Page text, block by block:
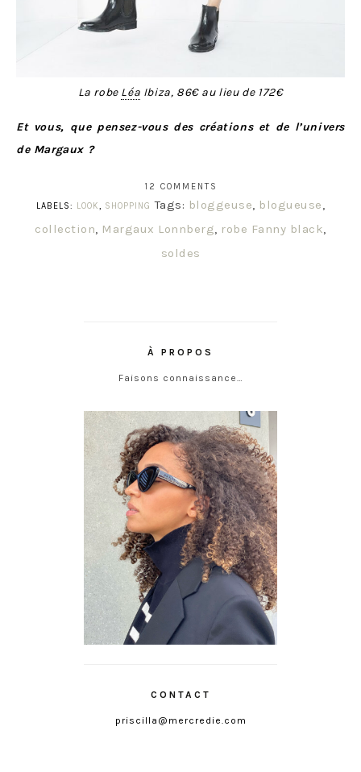
La robe Léa Ibiza, 86€ au lieu de 172€
Et vous, que pensez-vous des créations et de l’univers
de Margaux ?
12 COMMENTS
LABELS:
LOOK, SHOPPING Tags: bloggeuse, blogueuse,
collection, Margaux Lonnberg, robe Fanny black,
soldes
À PROPOS
Faisons connaissance…
CONTACT
priscilla@mercredie.com